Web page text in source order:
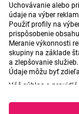
Uchovávanie alebo
údaje na výber
Použiť profily na
prispôsobenie
Meranie výkonnosti
skupiny na základe
a zlepšovanie
Údaje môžu byť
Váš súhlas a
Stred, Rádio Regina
Dvojka
24
Šport
Správy STVR
Podcasty